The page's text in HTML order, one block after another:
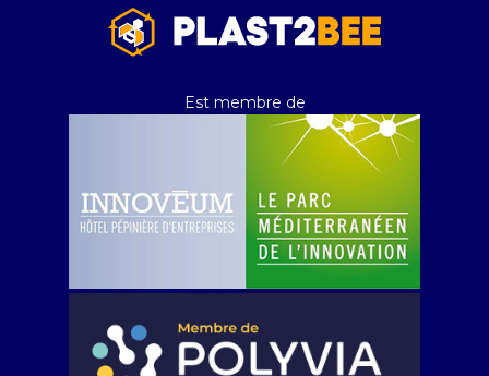
Est membre de